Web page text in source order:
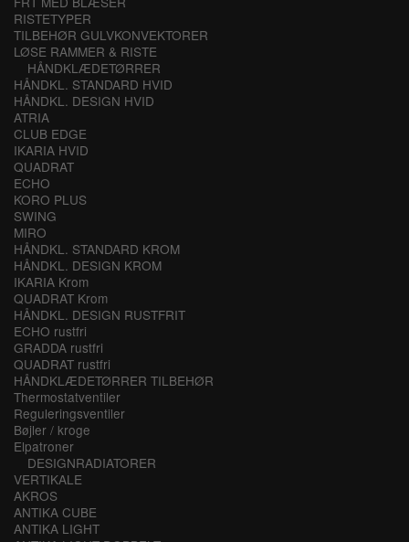
RISTETYPER
TILBEHØR GULVKONVEKTORER
LØSE RAMMER & RISTE
HÅNDKLÆDETØRRER
HÅNDKL. STANDARD HVID
HÅNDKL. DESIGN HVID
ATRIA
CLUB EDGE
IKARIA HVID
QUADRAT
ECHO
KORO PLUS
SWING
MIRO
HÅNDKL. STANDARD KROM
HÅNDKL. DESIGN KROM
IKARIA Krom
QUADRAT Krom
HÅNDKL. DESIGN RUSTFRIT
ECHO rustfri
GRADDA rustfri
QUADRAT rustfri
HÅNDKLÆDETØRRER TILBEHØR
Thermostatventiler
Reguleringsventiler
Bøjler / kroge
Elpatroner
DESIGNRADIATORER
VERTIKALE
AKROS
ANTIKA CUBE
ANTIKA LIGHT